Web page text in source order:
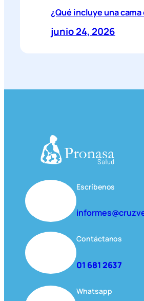
¿Qué incluye una
junio 24, 2026
Escríbenos
Contáctanos
01 681 2637
Whatsapp